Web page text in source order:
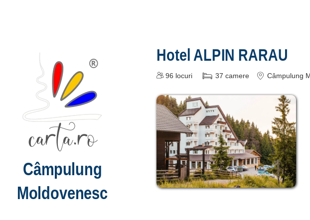
Hotel ALPIN RARAU
96 locuri 37 camere Câmpulung
Câmpulung
Moldovenesc